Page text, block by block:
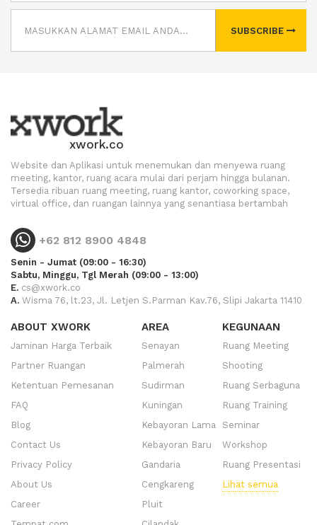
SUBSCRIBE
xwork.co
Website dan Aplikasi untuk menemukan dan menyewa ruang
meeting, kantor, ruang acara mulai dari perjam hingga bulanan.
Tersedia ribuan ruang meeting, ruang kantor, coworking space,
virtual office, dan ruangan lainnya yang senantiasa bertambah
+62 812 8900 4848
Senin - Jumat (09:00 - 16:30)
Sabtu, Minggu, Tgl Merah (09:00 - 13:00)
E. cs@xwork.co
A. Wisma 76, lt.23, Jl. Letjen S.Parman Kav.76, Slipi Jakarta 11410
ABOUT XWORK
Jaminan Harga Terbaik
Partner Ruangan
Ketentuan Pemesanan
FAQ
Blog
Contact Us
Privacy Policy
About Us
Career
AREA
Senayan
Palmerah
Sudirman
Kuningan
Kebayoran Lama
Kebayoran Baru
Gandaria
Cengkareng
Pluit
KEGUNAAN
Ruang Meeting
Shooting
Ruang Serbaguna
Ruang Training
Seminar
Workshop
Ruang Presentasi
Lihat semua